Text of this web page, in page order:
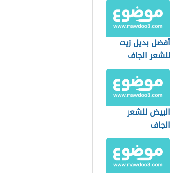
أفضل بديل زيت
للشعر الجاف
البيض للشعر
الجاف